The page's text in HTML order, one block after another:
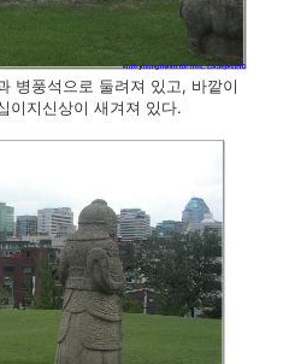
병풍석으로 둘려져 있고, 바깥이
이지신상이 새겨져 있다.